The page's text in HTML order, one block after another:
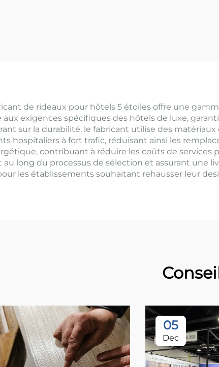
de rideaux pour hôtels 5 étoiles offre une
aux exigences spécifiques des hôtels de luxe,
sur la durabilité, le fabricant utilise des
hospitaliers à fort trafic, réduisant ainsi les
contribuant à réduire les coûts de
au long du processus de sélection et assurant une
les établissements souhaitant rehausser leur
05
Dec